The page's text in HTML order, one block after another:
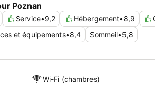
à un
Poznan
Service•9,2 Hébergement•8,9
et équipements•8,4 Sommeil•5,8
Wi-Fi (chambres)